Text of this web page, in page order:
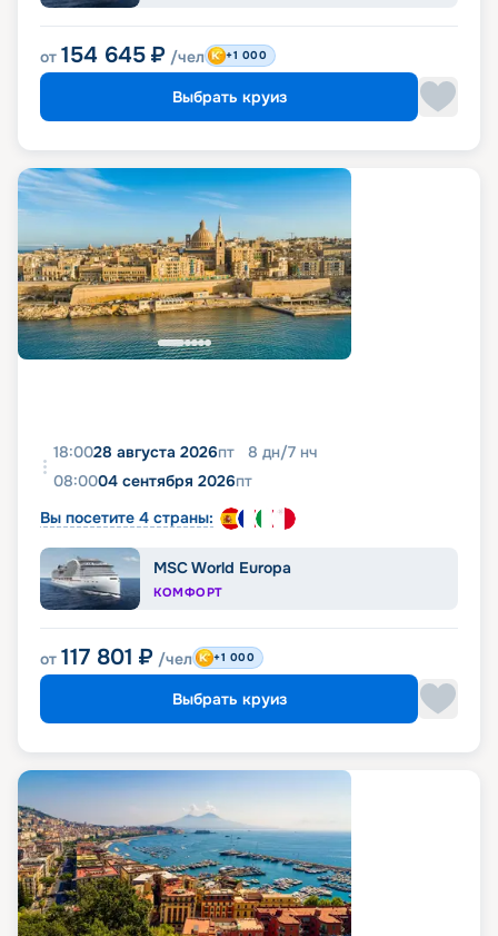
от 154 645 ₽ /чел +1 000
Выбрать круиз
18:0028 августа 2026пт 8 дн/7 нч
08:0004 сентября 2026пт
Вы посетите 4 страны:
MSC World Europa
КОМФОРТ
от 117 801 ₽ /чел +1 000
Выбрать круиз